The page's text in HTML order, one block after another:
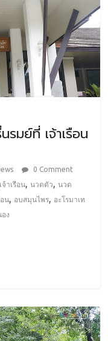
มย์ที่ เจ้าเรือน
0 Comment
จ้าเรือน,นวดตัว,นวด
น, อบสมุนไพร, อะโรมาเท
ง